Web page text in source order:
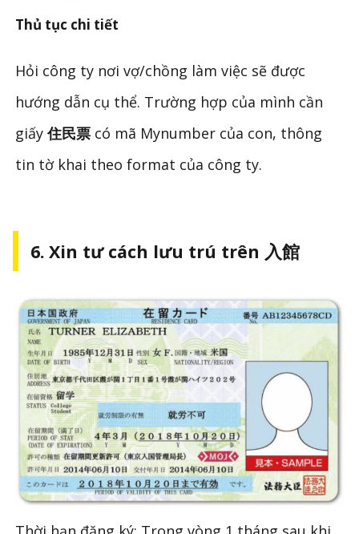
Thủ tục chi tiết
Hỏi công ty nơi vợ/chồng làm việc sẽ được
hướng dẫn cụ thể. Trường hợp của mình cần
giấy住民票 có mã Mynumber của con, thông
tin tờ khai theo format của công ty.
6. Xin tư cách lưu trú trên 入館